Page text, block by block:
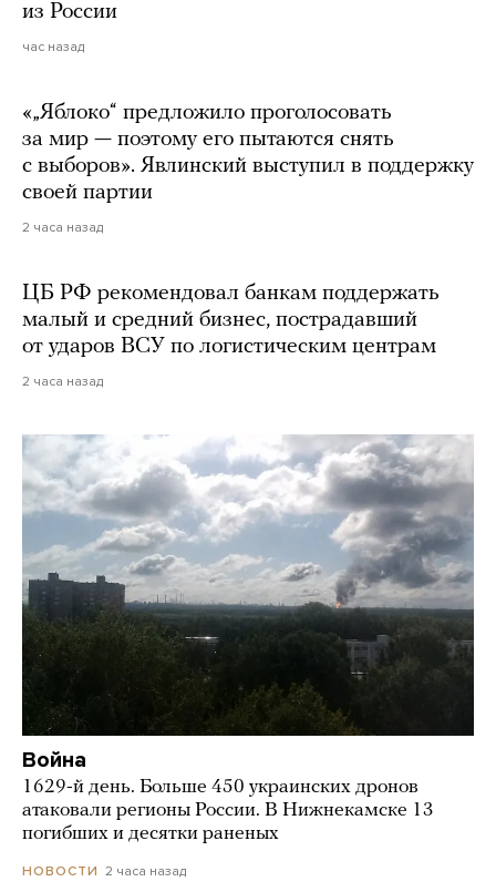
из России
час назад
«„Яблоко“ предложило проголосовать
за мир — поэтому его пытаются снять
с выборов». Явлинский выступил в поддержку
своей партии
2 часа назад
ЦБ РФ рекомендовал банкам поддержать
малый и средний бизнес, пострадавший
от ударов ВСУ по логистическим центрам
2 часа назад
Война
1629-й день. Больше 450 украинских дронов
атаковали регионы России. В Нижнекамске 13
погибших и десятки раненых
НОВОСТИ 2 часа назад